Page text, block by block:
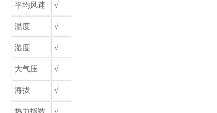
平均风速 √
温度 √
湿度 √
大气压 √
海拔 √
热力指数 √